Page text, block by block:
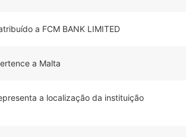
a FCM BANK LIMITED
a Malta
a localização da instituição